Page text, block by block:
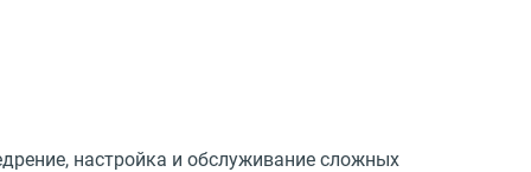
настройка и обслуживание сложных